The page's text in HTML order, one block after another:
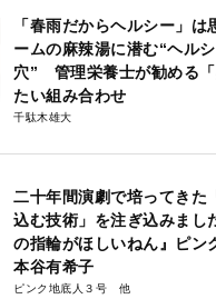
「春雨だからヘルシー」は
ームの麻辣湯に潜む“ヘル
穴” 管理栄養士が勧める
たい組み合わせ
千駄木雄大
二十年間演劇で培ってきた
込む技術」を注ぎ込みまし
の指輪がほしいねん』ピン
本谷有希子
ピンク地底人３号